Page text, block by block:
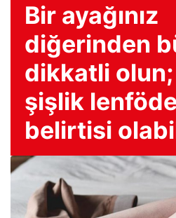
Bir ayağınız
diğerinden
dikkatli olun;
şişlik
belirtisi